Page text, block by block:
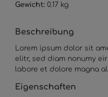
Gewicht: 0.17 kg
Beschreibung
Lorem ipsum dolor sit
elitr, sed diam nonumy
labore et dolore magna
Eigenschaften